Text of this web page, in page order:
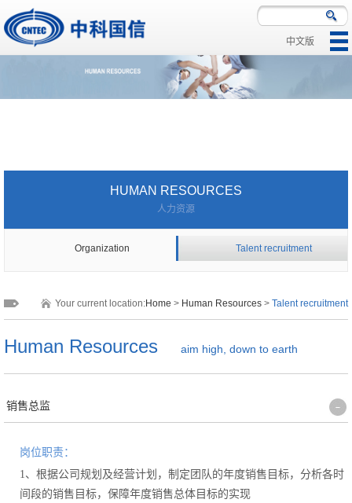
中文版
||
HUMAN RESOURCES
人力资源
Organization Talent recruitment
Your current location:Home > Human Resources > Talent recruitment
Human Resources aim high, down to earth
销售总监
岗位职责：
1、根据公司规划及经营计划，制定团队的年度销售目标，分析各时
间段的销售目标，保障年度销售总体目标的实现